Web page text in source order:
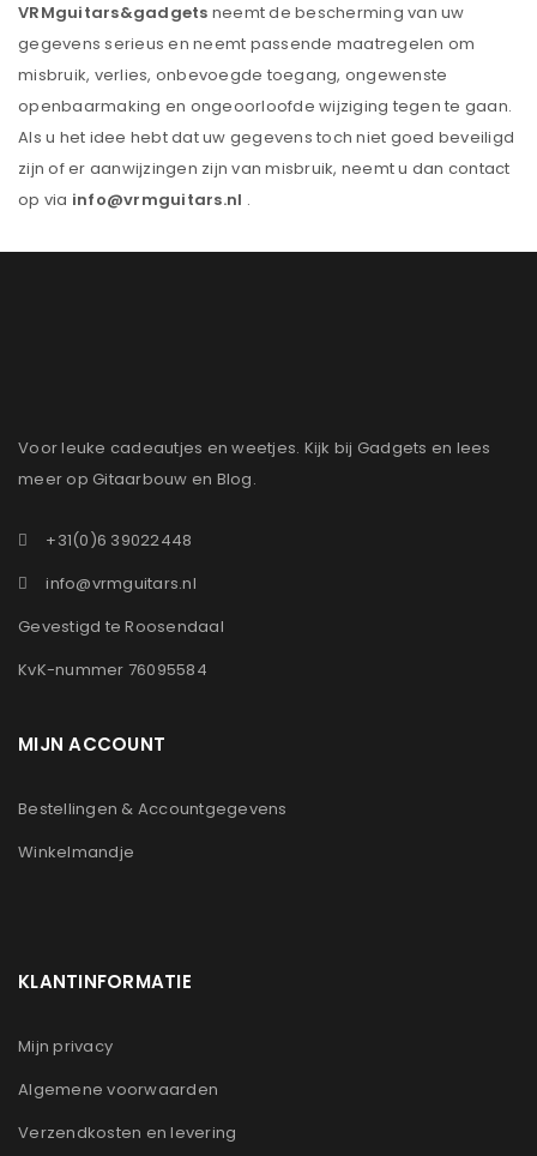
VRMguitars&gadgets neemt de bescherming van uw
gegevens serieus en neemt passende maatregelen om
misbruik, verlies, onbevoegde toegang, ongewenste
openbaarmaking en ongeoorloofde wijziging tegen te gaan.
Als u het idee hebt dat uw gegevens toch niet goed beveiligd
zijn of er aanwijzingen zijn van misbruik, neemt u dan contact
op via info@vrmguitars.nl .
Voor leuke cadeautjes en weetjes. Kijk bij Gadgets en lees
meer op Gitaarbouw en Blog.
+31(0)6 39022448
info@vrmguitars.nl
Gevestigd te Roosendaal
KvK-nummer 76095584
MIJN ACCOUNT
Bestellingen & Accountgegevens
Winkelmandje
KLANTINFORMATIE
Mijn privacy
Algemene voorwaarden
Verzendkosten en levering